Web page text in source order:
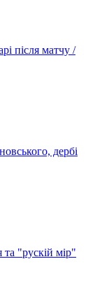
після матчу /
дербі
"рускій мір"